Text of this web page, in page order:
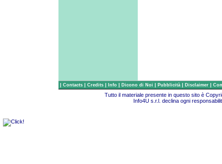
| Contacts | Credits | Info | Dicono di Noi | Pubblicità | Disclaimer |
Tutto il materiale presente in questo sito è
Info4U s.r.l. declina ogni